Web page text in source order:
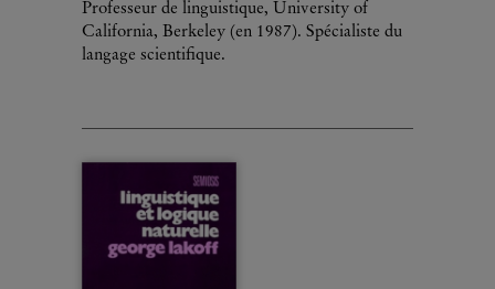
Professeur de linguistique, University of
California, Berkeley (en 1987). Spécialiste du
langage scientifique.